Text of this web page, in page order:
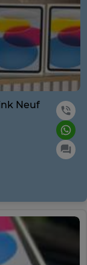
Neuf